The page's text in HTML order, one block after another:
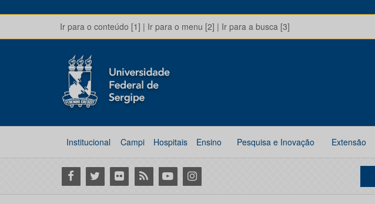
Ir para o conteúdo [1] | Ir para o menu [2] | Ir para a busca [3]
Institucional Campi Hospitais Ensino Pesquisa e Inovação Extensão
Facebook
Twitter Flickr RSS YoutubeInstagram